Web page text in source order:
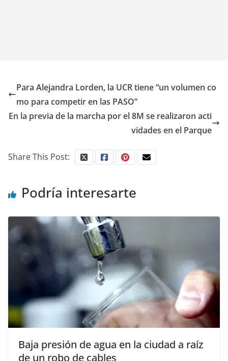
Para Alejandra Lorden, la UCR tiene “un volumen co
mo para competir en las PASO”
En la previa de la marcha por el 8M se realizaron acti
vidades en el Parque
Share This Post:
Podría interesarte
Baja presión de agua en la ciudad a raíz
de un robo de cables